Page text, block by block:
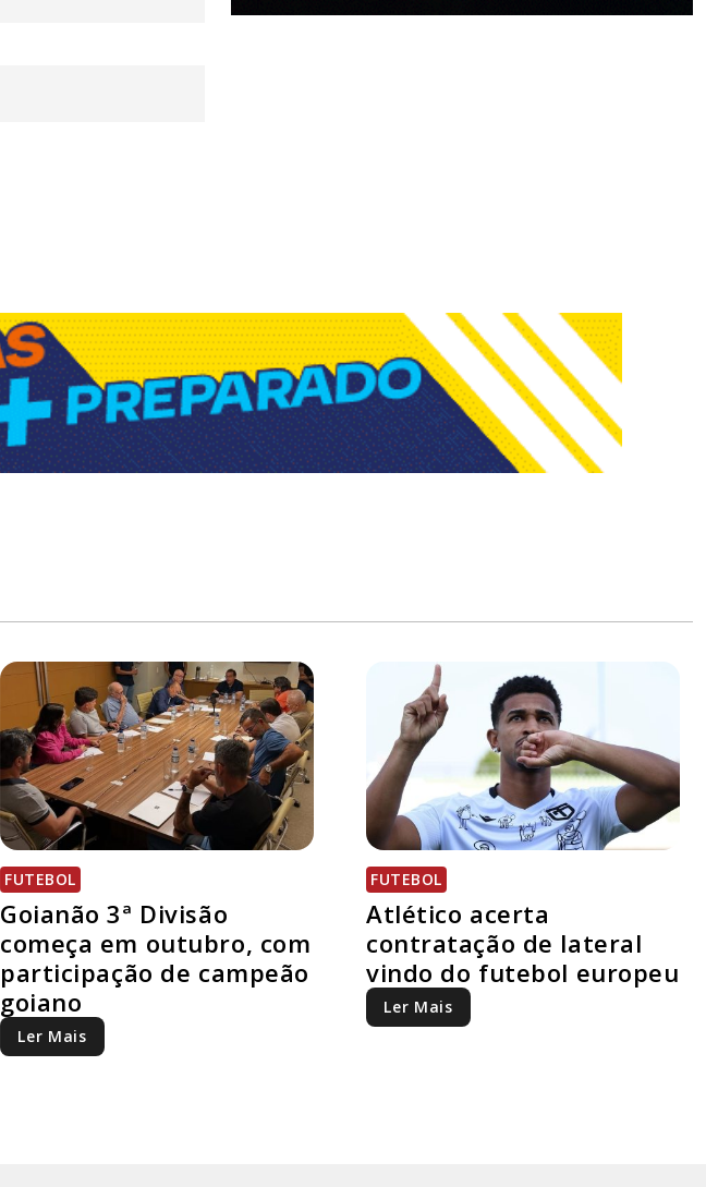
FUTEBOL
Goianão 3ª Divisão
começa em outubro, com
participação de campeão
goiano
Ler Mais
FUTEBOL
Atlético acerta
contratação de lateral
vindo do futebol europeu
Ler Mais